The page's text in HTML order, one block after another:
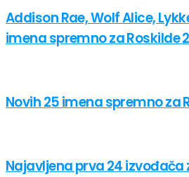
Addison Rae, Wolf Alice,
imena spremno za Roskilde
Novih 25 imena spremno za
Najavljena prva 24 izvođača